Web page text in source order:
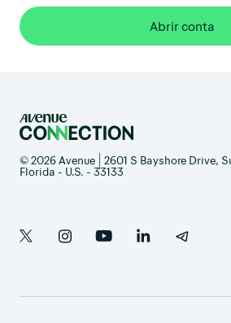
Abrir conta
© 2026 Avenue | 2601 S Bayshore Drive,
Florida - U.S. - 33133